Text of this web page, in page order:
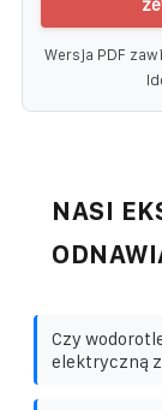
Wersja PDF
NASI
Czy
elektryczną z